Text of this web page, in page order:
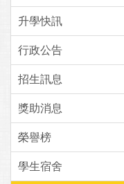
升學快訊
行政公告
招生訊息
獎助消息
榮譽榜
學生宿舍